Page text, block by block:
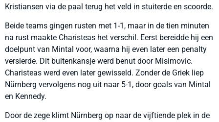
Kristiansen via de paal terug het veld in stuiterde en scoorde.
Beide teams gingen rusten met 1-1, maar in de tien minuten
na rust maakte Charisteas het verschil. Eerst bereidde hij een
doelpunt van Mintal voor, waarna hij even later een penalty
versierde. Dit buitenkansje werd benut door Misimovic.
Charisteas werd even later gewisseld. Zonder de Griek liep
Nürnberg vervolgens nog uit naar 5-1, door goals van Mintal
en Kennedy.
Door de zege klimt Nürnberg op naar de vijftiende plek in de